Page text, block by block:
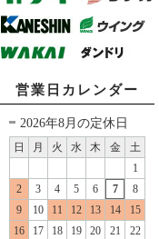
営業日カレンダー
2026年8月の定休日
日 月 火 水 木 金
土
1
2
3 4 5 6 7
8
9
10 11 12 13 14
15
16
17 18 19 20 21
22